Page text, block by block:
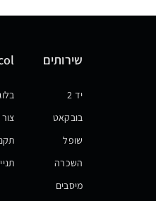
שירותים
יד 2
בובקאט
שופל
השכרה
מיסבים